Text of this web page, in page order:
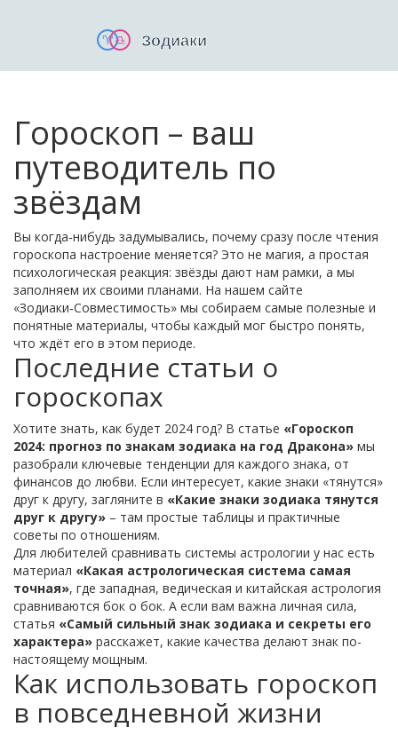
Гороскоп – ваш
путеводитель по
звёздам
Вы когда‑нибудь задумывались, почему сразу после чтения
гороскопа настроение меняется? Это не магия, а простая
психологическая реакция: звёзды дают нам рамки, а мы
заполняем их своими планами. На нашем сайте
«Зодиаки‑Совместимость» мы собираем самые полезные и
понятные материалы, чтобы каждый мог быстро понять,
что ждёт его в этом периоде.
Последние статьи о
гороскопах
Хотите знать, как будет 2024 год? В статье «Гороскоп
2024: прогноз по знакам зодиака на год Дракона» мы
разобрали ключевые тенденции для каждого знака, от
финансов до любви. Если интересует, какие знаки «тянутся»
друг к другу, загляните в «Какие знаки зодиака тянутся
друг к другу» – там простые таблицы и практичные
советы по отношениям.
Для любителей сравнивать системы астрологии у нас есть
материал «Какая астрологическая система самая
точная», где западная, ведическая и китайская астрология
сравниваются бок о бок. А если вам важна личная сила,
статья «Самый сильный знак зодиака и секреты его
характера» расскажет, какие качества делают знак по-
настоящему мощным.
Как использовать гороскоп
в повседневной жизни